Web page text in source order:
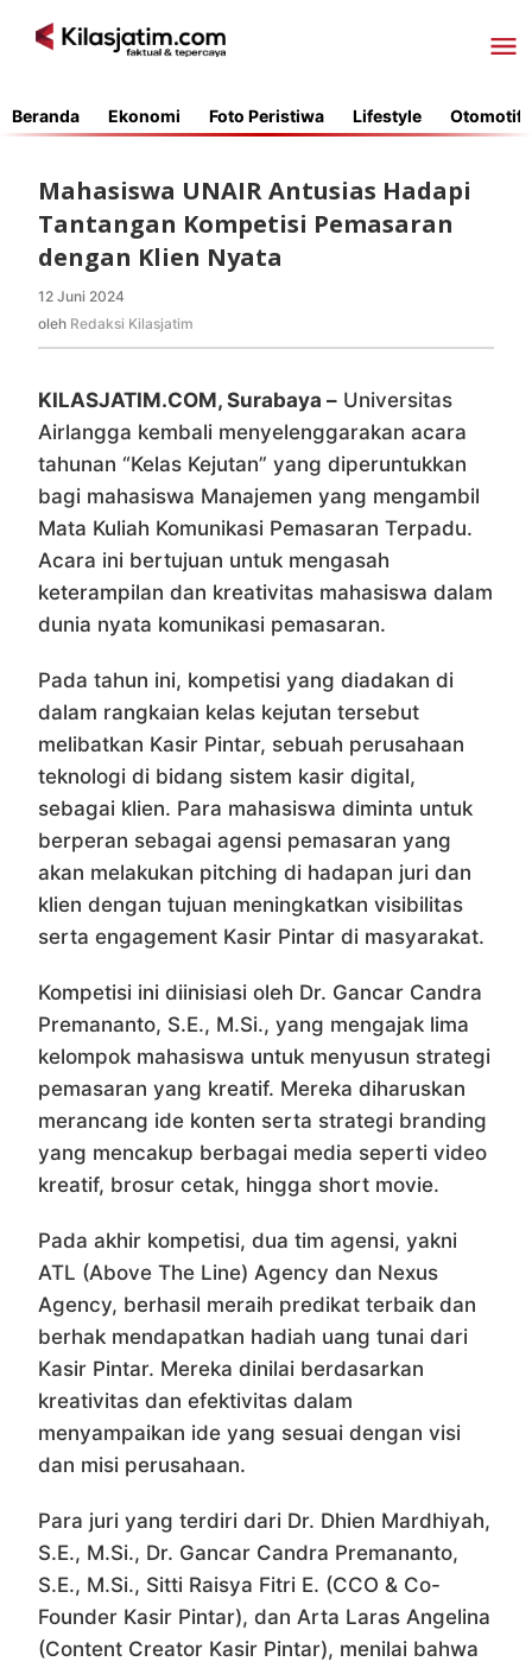
Beranda Ekonomi Foto Peristiwa Lifestyle Otomotif
Mahasiswa UNAIR Antusias Hadapi
Tantangan Kompetisi Pemasaran
dengan Klien Nyata
12 Juni 2024
Redaksi
oleh Redaksi Kilasjatim
KILASJATIM.COM, Surabaya – Universitas
Airlangga kembali menyelenggarakan acara
tahunan “Kelas Kejutan” yang diperuntukkan
bagi mahasiswa Manajemen yang mengambil
Mata Kuliah Komunikasi Pemasaran Terpadu.
Acara ini bertujuan untuk mengasah
keterampilan dan kreativitas mahasiswa dalam
dunia nyata komunikasi pemasaran.
Pada tahun ini, kompetisi yang diadakan di
dalam rangkaian kelas kejutan tersebut
melibatkan Kasir Pintar, sebuah perusahaan
teknologi di bidang sistem kasir digital,
sebagai klien. Para mahasiswa diminta untuk
berperan sebagai agensi pemasaran yang
akan melakukan pitching di hadapan juri dan
klien dengan tujuan meningkatkan visibilitas
serta engagement Kasir Pintar di masyarakat.
Kompetisi ini diinisiasi oleh Dr. Gancar Candra
Premananto, S.E., M.Si., yang mengajak lima
kelompok mahasiswa untuk menyusun strategi
pemasaran yang kreatif. Mereka diharuskan
merancang ide konten serta strategi branding
yang mencakup berbagai media seperti video
kreatif, brosur cetak, hingga short movie.
Pada akhir kompetisi, dua tim agensi, yakni
ATL (Above The Line) Agency dan Nexus
Agency, berhasil meraih predikat terbaik dan
berhak mendapatkan hadiah uang tunai dari
Kasir Pintar. Mereka dinilai berdasarkan
kreativitas dan efektivitas dalam
menyampaikan ide yang sesuai dengan visi
dan misi perusahaan.
Para juri yang terdiri dari Dr. Dhien Mardhiyah,
S.E., M.Si., Dr. Gancar Candra Premananto,
S.E., M.Si., Sitti Raisya Fitri E. (CCO & Co-
Founder Kasir Pintar), dan Arta Laras Angelina
(Content Creator Kasir Pintar), menilai bahwa